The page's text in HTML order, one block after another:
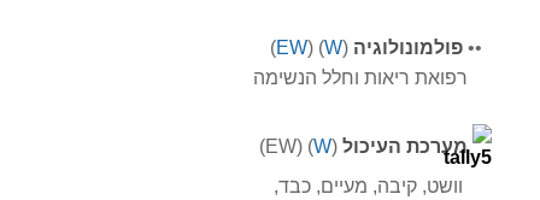
•
• פולמונולוגיה (
W
) (
EW
)
רפואת ריאות וחלל הנשימה
מערכת העיכול (
W
) (EW)
וושט, קיבה, מעיים, כבד,